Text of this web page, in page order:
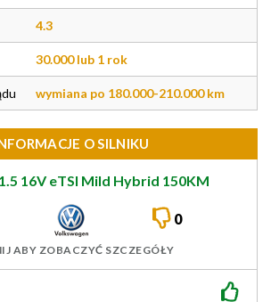
4.3
30.000 lub 1 rok
wymiana po 180.000-210.000 km
O SILNIKU
16V eTSI Mild Hybrid 150KM
EA211evo2 DXDB
0
ABY ZOBACZYĆ SZCZEGÓŁY